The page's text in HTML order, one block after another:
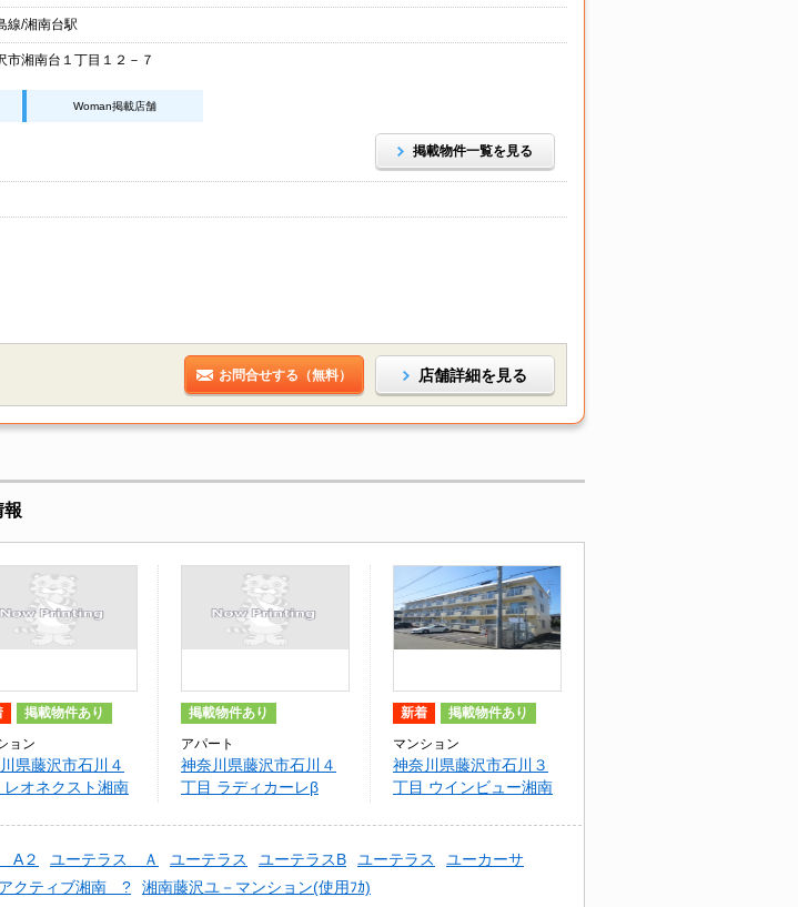
線/湘南台駅
市湘南台１丁目１２－７
Woman掲載店舗
掲載物件一覧を見る
お問合せする（無料） 店舗詳細を見る
報
掲載物件あり
ョン
県藤沢市石川４
レオネクスト湘南
掲載物件あり
アパート
神奈川県藤沢市石川４
丁目 ラディカーレβ
新着 掲載物件あり
マンション
神奈川県藤沢市石川３
丁目 ウインビュー湘南
A２ ユーテラス Ａ ユーテラス ユーテラスB ユーテラス
ユーカーサ
アクティブ湘南 ? 湘南藤沢ユ－マンション(使用ﾌｶ)